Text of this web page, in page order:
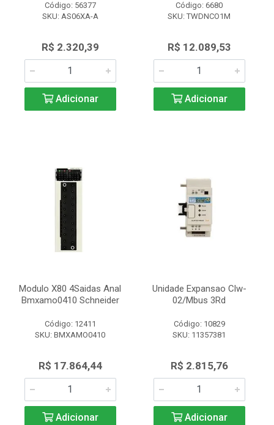
Código: 56377
SKU: AS06XA-A
R$ 2.320,39
Adicionar
Código: 6680
SKU: TWDNCO1M
R$ 12.089,53
Adicionar
Modulo X80 4Saidas Anal
Bmxamo0410 Schneider
Código: 12411
SKU: BMXAMO0410
R$ 17.864,44
Adicionar
Unidade Expansao Clw-
02/Mbus 3Rd
Código: 10829
SKU: 11357381
R$ 2.815,76
Adicionar